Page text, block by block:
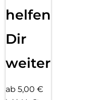
helfen
Dir
weiter
ab 5,00 €